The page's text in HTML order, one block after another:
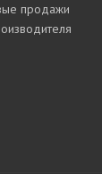
продажи